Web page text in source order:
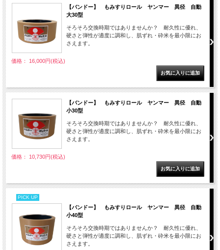
【バンドー】 もみすりロール ヤンマー 異径 自動
大30型
そろそろ交換時期ではありませんか？ 耐久性に優れ、
硬さと弾性が適度に調和し、肌ずれ・砕米を最小限にお
さえます。
価格： 16,000円(税込)
【バンドー】 もみすりロール ヤンマー 異径 自動
小30型
そろそろ交換時期ではありませんか？ 耐久性に優れ、
硬さと弾性が適度に調和し、肌ずれ・砕米を最小限にお
さえます。
価格： 10,730円(税込)
PICK UP
【バンドー】 もみすりロール ヤンマー 異径 自動
小40型
そろそろ交換時期ではありませんか？ 耐久性に優れ、
硬さと弾性が適度に調和し、肌ずれ・砕米を最小限にお
さえます。